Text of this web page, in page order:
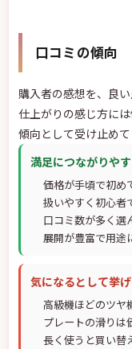
口コミの傾向
購入者の感想を、良
仕上がりの感じ方に
傾向として受け止めて
満足につながりや
価格が手頃で初め
扱いやすく初心者
口コミ数が多く選
展開が豊富で用途
気になるとして挙
高級機ほどのツヤ
プレートの滑りは
長く使うと買い替